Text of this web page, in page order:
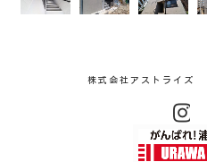
株式会社アストライズ